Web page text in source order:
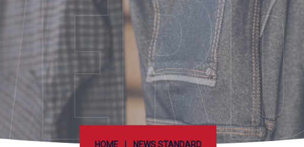
HOME | NEWS STANDARD